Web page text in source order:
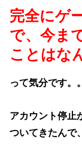
完全にゲ
で、今ま
ことはな
って気分です。。
アカウント停止
ついてきたんで